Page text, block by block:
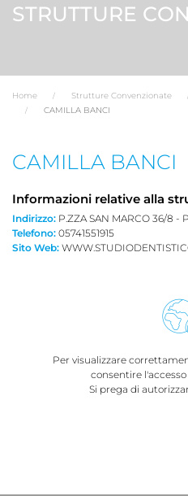
STRUTTURE
Home Strutture Convenzionate
CAMILLA BANCI
CAMILLA BANCI
Informazioni relative alla
Indirizzo: P.ZZA SAN MARCO 36/8 -
Telefono: 05741551915
Sito Web:
Per visualizzare
consentire
Si prega di